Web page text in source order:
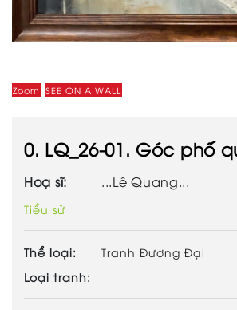
Zoom SEE ON A WALL
0. LQ_26-01. Góc phố
Hoạ sĩ: ...Lê Quang...
Tiểu sử
Thể loại:
Tranh Đương Đại
Loại tranh: